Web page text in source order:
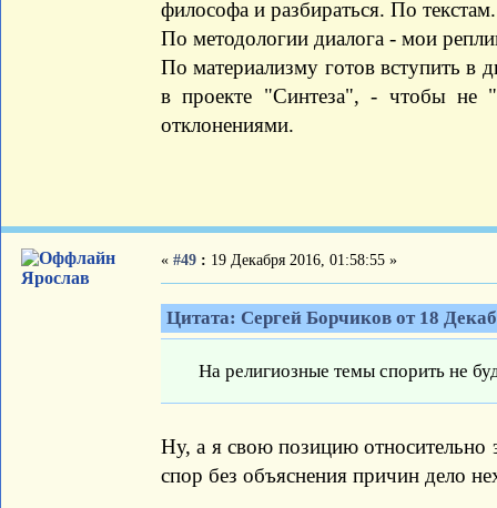
философа и разбираться. По текстам.
По методологии диалога - мои
По материализму готов вступить в
в проекте "Синтеза", - чтобы не
отклонениями.
Ярослав
« #49 : 19 Декабря 2016, 01:58:55 »
Цитата: Сергей Борчиков от 18
На религиозные темы спорить не
Ну, а я свою позицию относительно
спор без объяснения причин дело